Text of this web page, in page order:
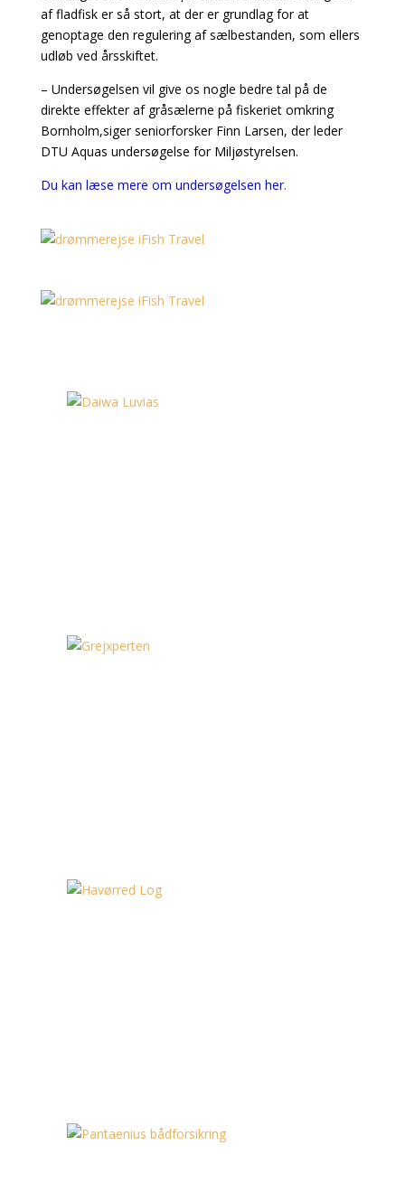
af fladfisk er så stort, at der er grundlag for at
genoptage den regulering af sælbestanden, som ellers
udløb ved årsskiftet.
– Undersøgelsen vil give os nogle bedre tal på de
direkte effekter af gråsælerne på fiskeriet omkring
Bornholm,siger seniorforsker Finn Larsen, der leder
DTU Aquas undersøgelse for Miljøstyrelsen.
Du kan læse mere om undersøgelsen her.